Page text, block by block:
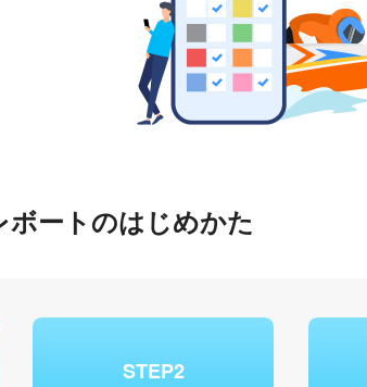
ートのはじめかた
STEP2